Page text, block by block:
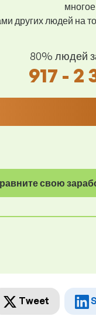
других людей на
80% людей
917 - 2
свою
Tweet